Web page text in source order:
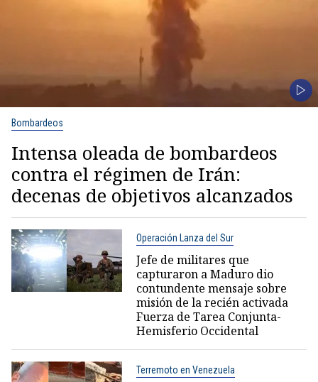
Bombardeos
Intensa oleada de bombardeos
contra el régimen de Irán:
decenas de objetivos alcanzados
Operación Lanza del Sur
Jefe de militares que
capturaron a Maduro dio
contundente mensaje sobre
misión de la recién activada
Fuerza de Tarea Conjunta-
Hemisferio Occidental
Terremoto en Venezuela